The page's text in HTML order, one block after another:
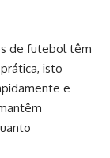
de futebol têm
isto
e